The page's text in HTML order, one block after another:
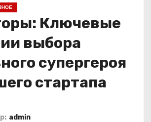
Ключевые
выбора
супергероя
стартапа
admin